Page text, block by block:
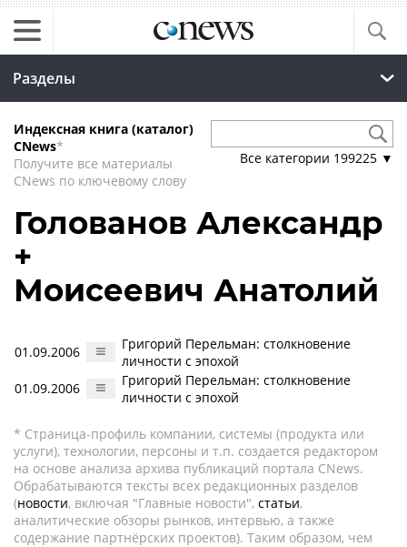
Разделы
Индексная книга (каталог)
CNews*
Получите все материалы
CNews по ключевому слову
Все категории 199225 ▼
Голованов Александр
+
Моисеевич Анатолий
01.09.2006
Григорий Перельман: столкновение
личности с эпохой
01.09.2006
Григорий Перельман: столкновение
личности с эпохой
* Страница-профиль компании, системы (продукта или
услуги), технологии, персоны и т.п. создается редактором
на основе анализа архива публикаций портала CNews.
Обрабатываются тексты всех редакционных разделов
(новости, включая "Главные новости", статьи,
аналитические обзоры рынков, интервью, а также
содержание партнёрских проектов). Таким образом, чем